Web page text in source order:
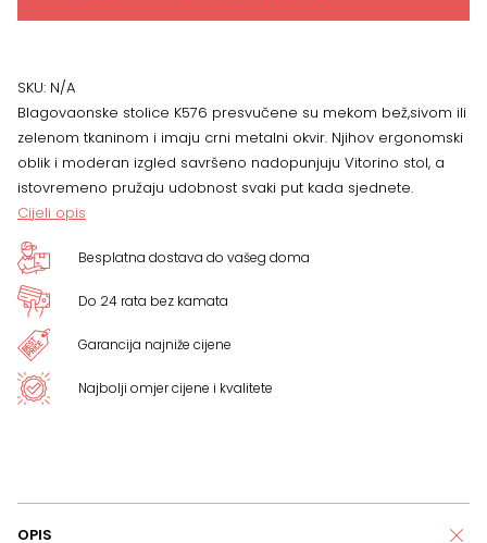
SKU: N/A
Blagovaonske stolice K576 presvučene su mekom bež,sivom ili
zelenom tkaninom i imaju crni metalni okvir. Njihov ergonomski
oblik i moderan izgled savršeno nadopunjuju Vitorino stol, a
istovremeno pružaju udobnost svaki put kada sjednete.
Cijeli opis
Besplatna dostava do vašeg doma
Do 24 rata bez kamata
Garancija najniže cijene
Najbolji omjer cijene i kvalitete
OPIS